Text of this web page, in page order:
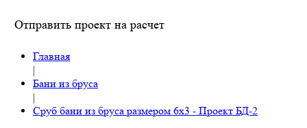
Отправить проект на расчет
Главная
|
Бани из бруса
|
Сруб бани из бруса размером 6х3 - Проект БД-2